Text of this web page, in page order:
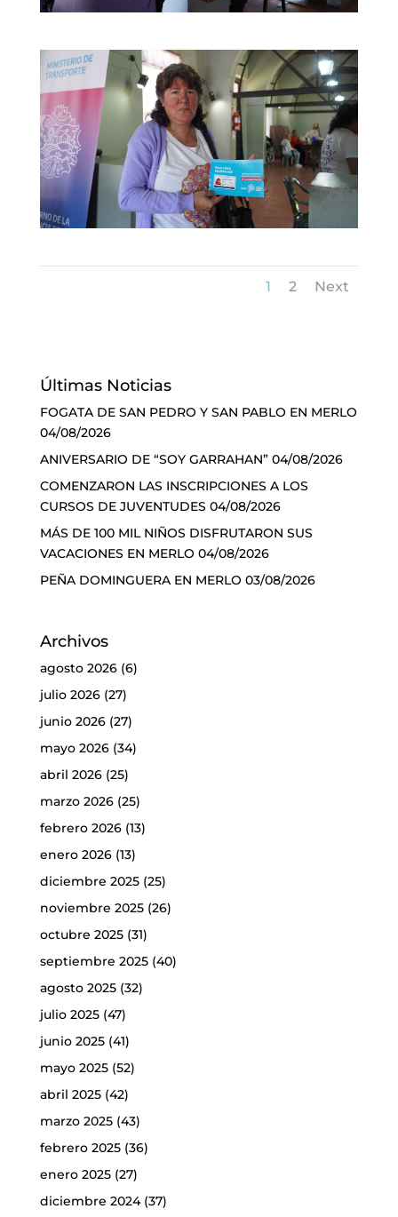
1 2 Next
Últimas Noticias
FOGATA DE SAN PEDRO Y SAN PABLO EN MERLO
04/08/2026
ANIVERSARIO DE “SOY GARRAHAN” 04/08/2026
COMENZARON LAS INSCRIPCIONES A LOS
CURSOS DE JUVENTUDES 04/08/2026
MÁS DE 100 MIL NIÑOS DISFRUTARON SUS
VACACIONES EN MERLO 04/08/2026
PEÑA DOMINGUERA EN MERLO 03/08/2026
Archivos
agosto 2026(6)
julio 2026(27)
junio 2026(27)
mayo 2026(34)
abril 2026(25)
marzo 2026(25)
febrero 2026(13)
enero 2026(13)
diciembre 2025(25)
noviembre 2025(26)
octubre 2025(31)
septiembre 2025(40)
agosto 2025(32)
julio 2025(47)
junio 2025(41)
mayo 2025(52)
abril 2025(42)
marzo 2025(43)
febrero 2025(36)
enero 2025(27)
diciembre 2024(37)